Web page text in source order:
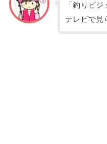
「釣りビ
テレビで見